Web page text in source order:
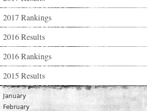
2017 Rankings
2016 Results
2016 Rankings
2015 Results
January
February